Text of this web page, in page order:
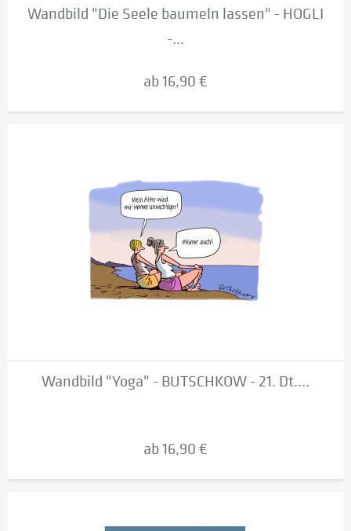
Wandbild "Die Seele baumeln lassen" - HOGLI
-...
ab 16,90 €
Wandbild "Yoga" - BUTSCHKOW - 21. Dt....
ab 16,90 €